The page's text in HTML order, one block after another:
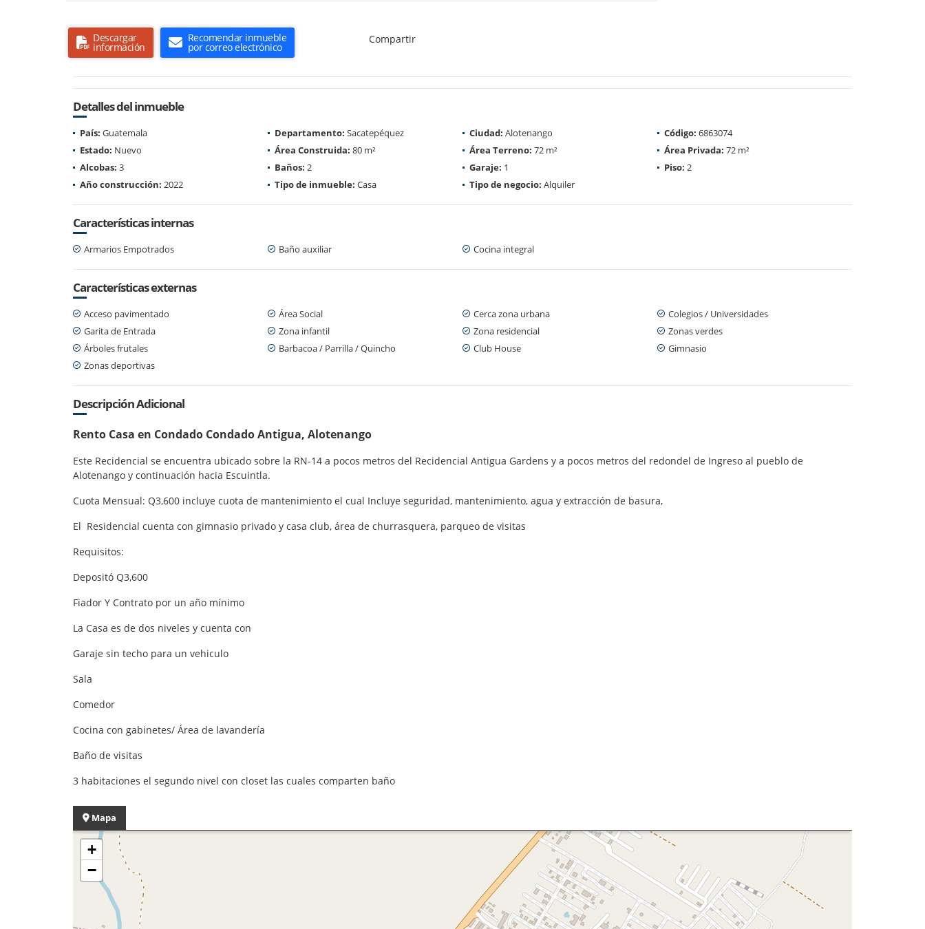
Descargar
información
Recomendar inmueble
por correo electrónico
Compartir
Detalles del inmueble
País: Guatemala Departamento: Sacatepéquez Ciudad: Alotenango Código: 6863074
Estado: Nuevo Área Construida: 80 m² Área Terreno: 72 m² Área Privada: 72 m²
Alcobas: 3 Baños: 2 Garaje: 1 Piso: 2
Año construcción: 2022 Tipo de inmueble: Casa Tipo de negocio: Alquiler
Características internas
Armarios Empotrados Baño auxiliar Cocina integral
Características externas
Acceso pavimentado Área Social Cerca zona urbana
Colegios / Universidades
Garita de Entrada
Zona infantil Zona residencial
Zonas verdes
Árboles frutales
Barbacoa / Parrilla / Quincho Club House
Gimnasio
Zonas deportivas
Descripción Adicional
Rento Casa en Condado Condado Antigua, Alotenango
Este Recidencial se encuentra ubicado sobre la RN-14 a pocos metros del Recidencial Antigua Gardens y a pocos metros del redondel de Ingreso al pueblo de
Alotenango y continuación hacia Escuintla.
Cuota Mensual: Q3,600 incluye cuota de mantenimiento el cual Incluye seguridad, mantenimiento, agua y extracción de basura,
El Residencial cuenta con gimnasio privado y casa club, área de churrasquera, parqueo de visitas
Requisitos:
Depositó Q3,600
Fiador Y Contrato por un año mínimo
La Casa es de dos niveles y cuenta con
Garaje sin techo para un vehiculo
Sala
Comedor
Cocina con gabinetes/ Área de lavandería
Baño de visitas
3 habitaciones el segundo nivel con closet las cuales comparten baño
Mapa
+
−